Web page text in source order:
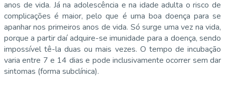
anos de vida. Já na adolescência e na idade adulta o risco de
complicações é maior, pelo que é uma boa doença para se
apanhar nos primeiros anos de vida. Só surge uma vez na vida,
porque a partir daí adquire-se imunidade para a doença, sendo
impossível tê-la duas ou mais vezes. O tempo de incubação
varia entre 7 e 14 dias e pode inclusivamente ocorrer sem dar
sintomas (forma subclínica).